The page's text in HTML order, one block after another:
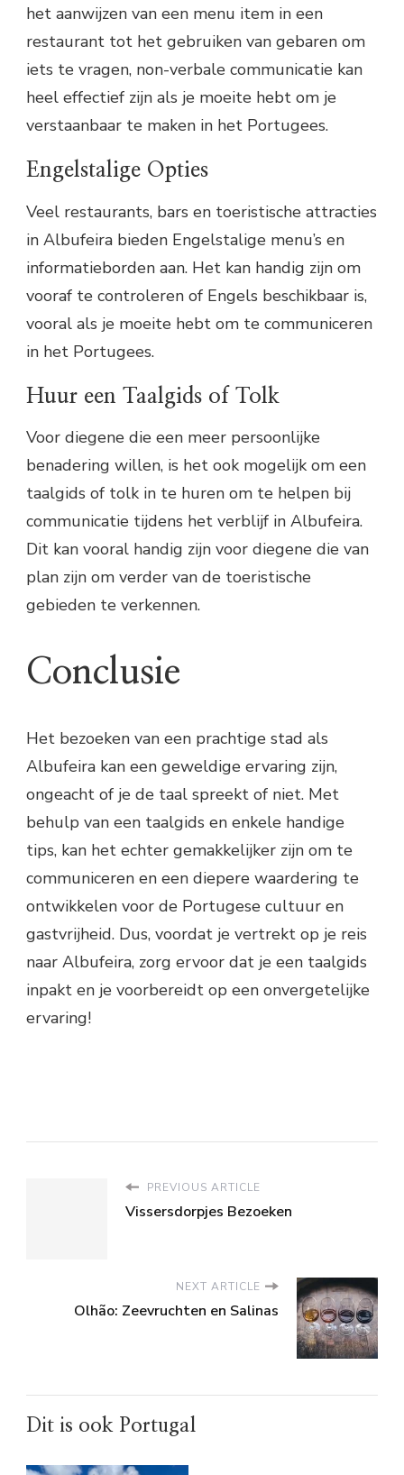
het aanwijzen van een menu item in een
restaurant tot het gebruiken van gebaren om
iets te vragen, non-verbale communicatie kan
heel effectief zijn als je moeite hebt om je
verstaanbaar te maken in het Portugees.
Engelstalige Opties
Veel restaurants, bars en toeristische attracties
in Albufeira bieden Engelstalige menu’s en
informatieborden aan. Het kan handig zijn om
vooraf te controleren of Engels beschikbaar is,
vooral als je moeite hebt om te communiceren
in het Portugees.
Huur een Taalgids of Tolk
Voor diegene die een meer persoonlijke
benadering willen, is het ook mogelijk om een
taalgids of tolk in te huren om te helpen bij
communicatie tijdens het verblijf in Albufeira.
Dit kan vooral handig zijn voor diegene die van
plan zijn om verder van de toeristische
gebieden te verkennen.
Conclusie
Het bezoeken van een prachtige stad als
Albufeira kan een geweldige ervaring zijn,
ongeacht of je de taal spreekt of niet. Met
behulp van een taalgids en enkele handige
tips, kan het echter gemakkelijker zijn om te
communiceren en een diepere waardering te
ontwikkelen voor de Portugese cultuur en
gastvrijheid. Dus, voordat je vertrekt op je reis
naar Albufeira, zorg ervoor dat je een taalgids
inpakt en je voorbereidt op een onvergetelijke
ervaring!
PREVIOUS ARTICLE
Vissersdorpjes Bezoeken
NEXT ARTICLE
Olhão: Zeevruchten en Salinas
Dit is ook Portugal